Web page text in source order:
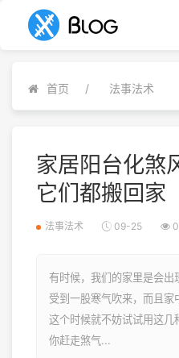
首页 法事法术
家居阳台化煞
它们都搬回家
法事法术 09-25 0
有时候，我们的家里是会
受到一股寒气吹来，而且家
这个时候就不妨试试用这几
你赶走煞气...